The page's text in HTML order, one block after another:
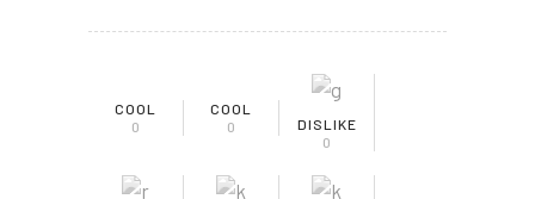
COOL
0
COOL
0
DISLIKE
0